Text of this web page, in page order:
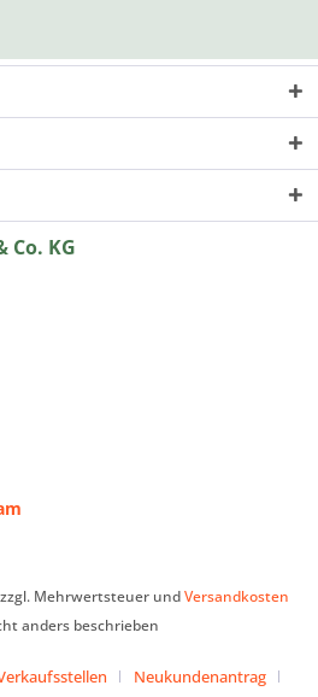
Co. KG
Mehrwertsteuer undVersandkosten
anders beschrieben
Neukundenantrag